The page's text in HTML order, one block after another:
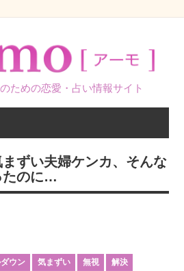
ための恋愛・占い情報サイト
ずい夫婦ケンカ、そんな
たのに…
ウン 気まずい 無視 解決